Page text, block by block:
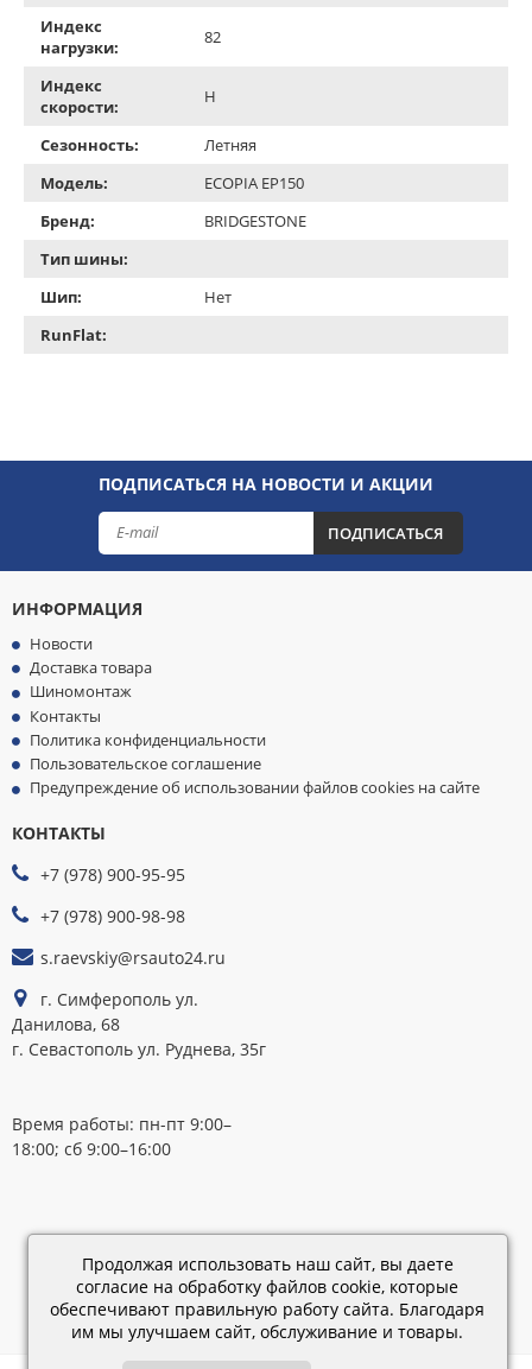
Индекс
нагрузки:
82
Индекс
скорости:
H
Сезонность:
Летняя
Модель:
ECOPIA EP150
Бренд:
BRIDGESTONE
Тип шины:
Шип:
Нет
RunFlat:
ПОДПИСАТЬСЯ НА НОВОСТИ И АКЦИИ
ПОДПИСАТЬСЯ
ИНФОРМАЦИЯ
Новости
Доставка товара
Шиномонтаж
Контакты
Политика конфиденциальности
Пользовательское соглашение
Предупреждение об использовании файлов cookies на сайте
КОНТАКТЫ
+7 (978) 900-95-95
+7 (978) 900-98-98
s.raevskiy@rsauto24.ru
г. Симферополь ул.
Данилова, 68
г. Севастополь ул. Руднева, 35г
Время работы: пн-пт 9:00–
18:00; сб 9:00–16:00
Каталог
28.02.2019
15:45
Продолжая использовать наш сайт, вы даете
согласие на обработку файлов cookie, которые
обеспечивают правильную работу сайта. Благодаря
им мы улучшаем сайт, обслуживание и товары.